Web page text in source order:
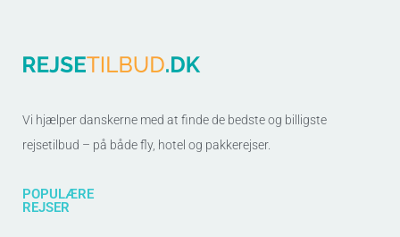
Vi hjælper danskerne med at finde de bedste og billigste
rejsetilbud – på både fly, hotel og pakkerejser.
POPULÆRE
REJSER